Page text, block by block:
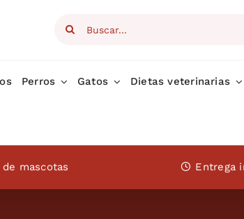
Search
Perros Gatos Dietas veterinarias
mascotas Entrega